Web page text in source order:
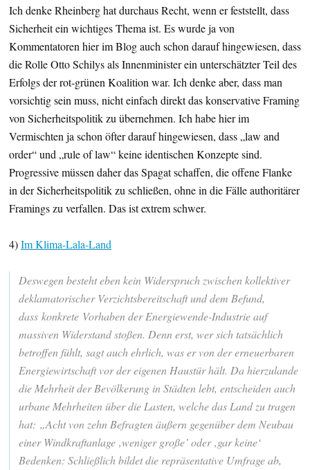
Ich denke Rheinberg hat durchaus Recht, wenn er feststellt, dass
Sicherheit ein wichtiges Thema ist. Es wurde ja von
Kommentatoren hier im Blog auch schon darauf hingewiesen, dass
die Rolle Otto Schilys als Innenminister ein unterschätzter Teil des
Erfolgs der rot-grünen Koalition war. Ich denke aber, dass man
vorsichtig sein muss, nicht einfach direkt das konservative Framing
von Sicherheitspolitik zu übernehmen. Ich habe hier im
Vermischten ja schon öfter darauf hingewiesen, dass „law and
order“ und „rule of law“ keine identischen Konzepte sind.
Progressive müssen daher das Spagat schaffen, die offene Flanke
in der Sicherheitspolitik zu schließen, ohne in die Fälle authoritärer
Framings zu verfallen. Das ist extrem schwer.
4)Im Klima-Lala-Land
Deswegen besteht eben kein Widerspruch zwischen kollektiver
deklamatorischer Verzichtsbereitschaft und dem Befund,
dass konkrete Vorhaben der Energiewende-Industrie auf
massiven Widerstand stoßen. Denn erst, wer sich tatsächlich
betroffen fühlt, sagt auch ehrlich, was er von der erneuerbaren
Energiewirtschaft vor der eigenen Haustür hält. Da hierzulande
die Mehrheit der Bevölkerung in Städten lebt, entscheiden auch
urbane Mehrheiten über die Lasten, welche das Land zu tragen
hat: „Acht von zehn Befragten äußern gegenüber dem Neubau
einer Windkraftanlage ‚weniger große’ oder ‚gar keine‘
Bedenken: Schließlich bildet die repräsentative Umfrage ab,